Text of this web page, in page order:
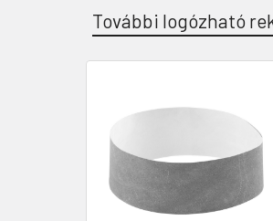
További logózható